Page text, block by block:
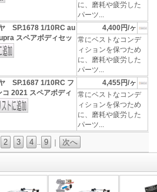
に、磨耗や疲労した
パーツ...
SP.1678 1/10RC au
スペアボディセッ
4,400円/ヶ
常にベストなコンデ
ィションを保つため
に、磨耗や疲労した
パーツ...
SP.1687 1/10RC フ
コ 2021 スペアボディ
4,455円/ヶ
常にベストなコンデ
ィションを保つため
に、磨耗や疲労した
パーツ...
2 3 4 .. 9 次へ